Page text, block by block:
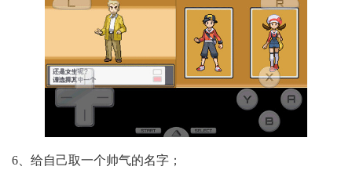
6、给自己取一个帅气的名字；